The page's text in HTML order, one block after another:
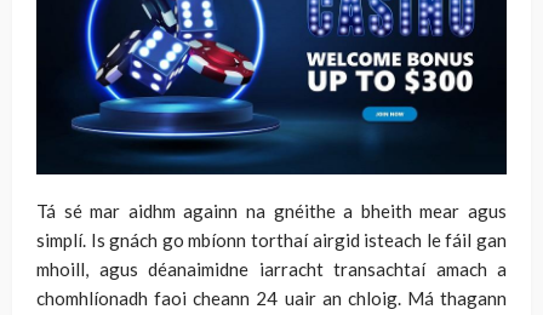
Tá sé mar aidhm againn na gnéithe a bheith mear agus
simplí. Is gnách go mbíonn torthaí airgid isteach le fáil gan
mhoill, agus déanaimidne iarracht transachtaí amach a
chomhlíonadh faoi cheann 24 uair an chloig. Má thagann